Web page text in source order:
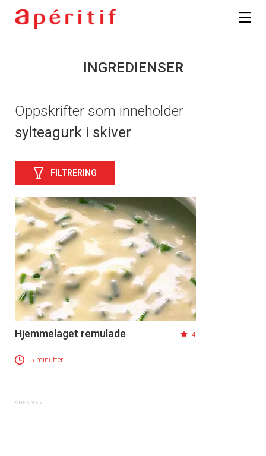
INGREDIENSER
Oppskrifter som inneholder
sylteagurk i skiver
FILTRERING
Hjemmelaget remulade 4
5 minutter